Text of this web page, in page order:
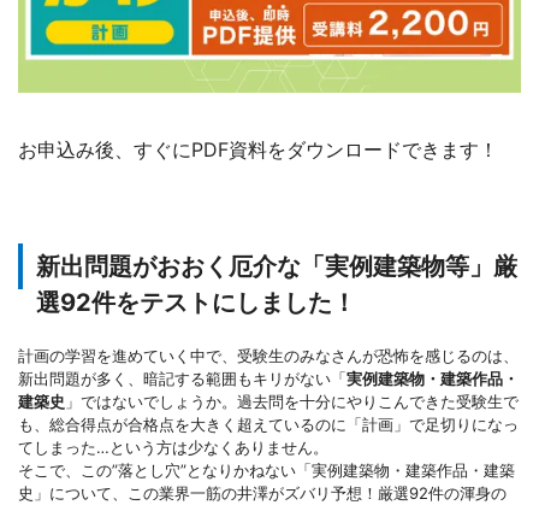
お申込み後、すぐにPDF資料をダウンロードできます！
新出問題がおおく厄介な「実例建築物等」厳
選92件をテストにしました！
計画の学習を進めていく中で、受験生のみなさんが恐怖を感じるのは、
新出問題が多く、暗記する範囲もキリがない「実例建築物・建築作品・
建築史 」ではないでしょうか。過去問を十分にやりこんできた受験生で
も、総合得点が合格点を大きく超えているのに「計画」で足切りになっ
てしまった…という方は少なくありません。
そこで、この”落とし穴”となりかねない「実例建築物・建築作品・建築
史」について、この業界一筋の井澤がズバリ予想！厳選92件の渾身の